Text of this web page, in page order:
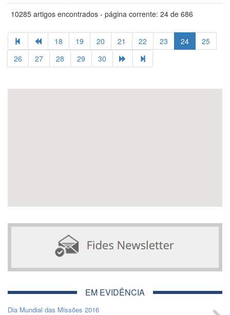
10285 artigos encontrados - página corrente: 24 de 686
18 19 20 21 22 23 24
25
26
27 28 29 30
EM EVIDÊNCIA
Dia Mundial das Missões 2016